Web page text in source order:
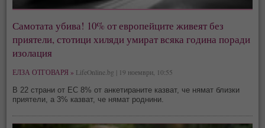
Самотата убива! 10% от европейците живеят без
приятели, стотици хиляди умират всяка година поради
изолация
ЕЛЗА ОТГОВАРЯ » LifeOnline.bg | 19 ноември, 10:55
В 22 страни от ЕС 8% от анкетираните казват, че нямат близки
приятели, а 3% казват, че нямат роднини.